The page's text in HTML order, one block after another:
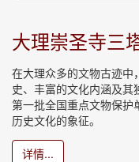
大理崇圣寺三
在大理众多的文物古迹中
史、丰富的文化内涵及
第一批全国重点文物保
历史文化的象征。
详情...